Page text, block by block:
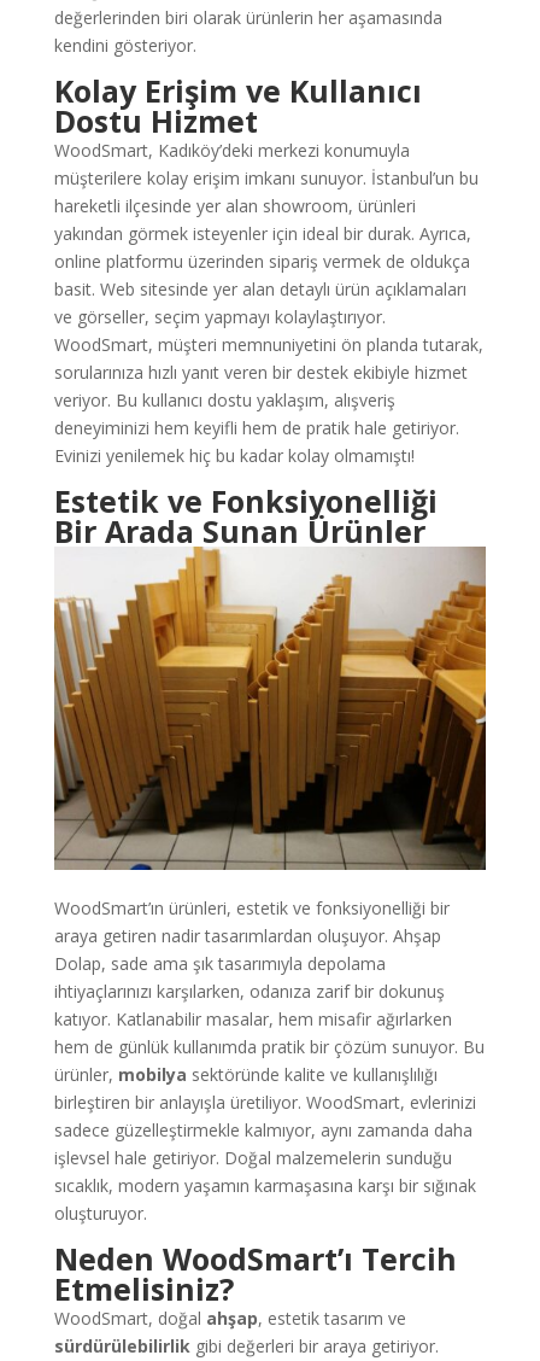
değerlerinden biri olarak ürünlerin her aşamasında
kendini gösteriyor.
Kolay Erişim ve Kullanıcı
Dostu Hizmet
WoodSmart, Kadıköy’deki merkezi konumuyla
müşterilere kolay erişim imkanı sunuyor. İstanbul’un bu
hareketli ilçesinde yer alan showroom, ürünleri
yakından görmek isteyenler için ideal bir durak. Ayrıca,
online platformu üzerinden sipariş vermek de oldukça
basit. Web sitesinde yer alan detaylı ürün açıklamaları
ve görseller, seçim yapmayı kolaylaştırıyor.
WoodSmart, müşteri memnuniyetini ön planda tutarak,
sorularınıza hızlı yanıt veren bir destek ekibiyle hizmet
veriyor. Bu kullanıcı dostu yaklaşım, alışveriş
deneyiminizi hem keyifli hem de pratik hale getiriyor.
Evinizi yenilemek hiç bu kadar kolay olmamıştı!
Estetik ve Fonksiyonelliği
Bir Arada Sunan Ürünler
WoodSmart’ın ürünleri, estetik ve fonksiyonelliği bir
araya getiren nadir tasarımlardan oluşuyor. Ahşap
Dolap, sade ama şık tasarımıyla depolama
ihtiyaçlarınızı karşılarken, odanıza zarif bir dokunuş
katıyor. Katlanabilir masalar, hem misafir ağırlarken
hem de günlük kullanımda pratik bir çözüm sunuyor. Bu
ürünler, mobilya sektöründe kalite ve kullanışlılığı
birleştiren bir anlayışla üretiliyor. WoodSmart, evlerinizi
sadece güzelleştirmekle kalmıyor, aynı zamanda daha
işlevsel hale getiriyor. Doğal malzemelerin sunduğu
sıcaklık, modern yaşamın karmaşasına karşı bir sığınak
oluşturuyor.
Neden WoodSmart’ı Tercih
Etmelisiniz?
WoodSmart, doğal ahşap, estetik tasarım ve
sürdürülebilirlikgibi değerleri bir araya getiriyor.